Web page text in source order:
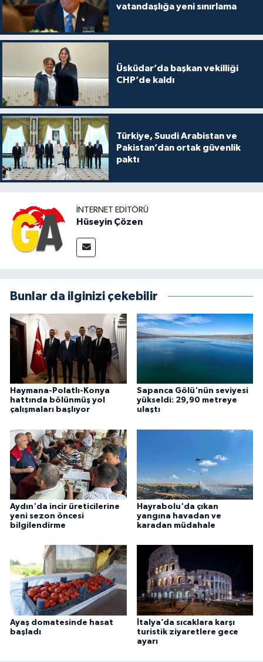
vatandaşlığa yeni sınırlama
Üsküdar’da başkan vekilliği
CHP’de kaldı
Türkiye, Suudi Arabistan ve
Pakistan’dan ortak güvenlik
paktı
İNTERNET EDITÖRÜ
Hüseyin Çözen
Bunlar da ilginizi çekebilir
Haymana-Polatlı-Konya
hattında bölünmüş yol
çalışmaları başlıyor
Sapanca Gölü'nün seviyesi
yükseldi: 29,90 metreye
ulaştı
Aydın'da incir üreticilerine
yeni sezon öncesi
bilgilendirme
Hayrabolu'da çıkan
yangına havadan ve
karadan müdahale
Ayaş domatesinde hasat
başladı
İtalya’da sıcaklara karşı
turistik ziyaretlere gece
ayarı